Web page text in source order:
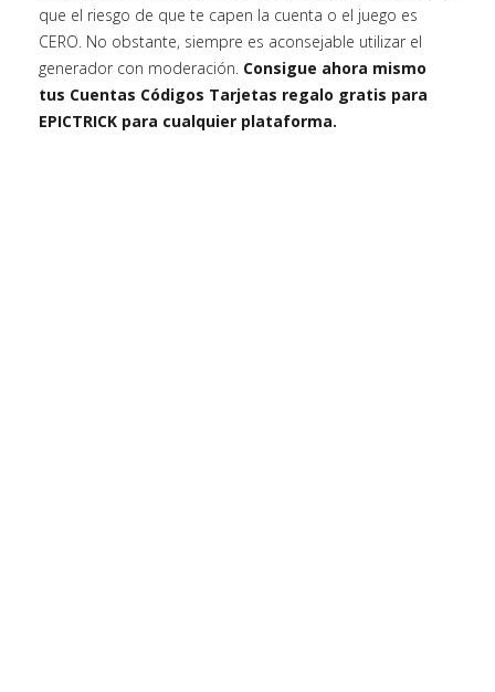
que el riesgo de que te capen la cuenta o el juego es
CERO. No obstante, siempre es aconsejable utilizar el
generador con moderación. Consigue ahora mismo
tus Cuentas Códigos Tarjetas regalo gratis para
EPICTRICK para cualquier plataforma.